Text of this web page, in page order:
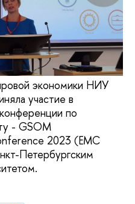
экономики НИУ
участие в
по
- GSOM
2023 (EMC
Петербургским